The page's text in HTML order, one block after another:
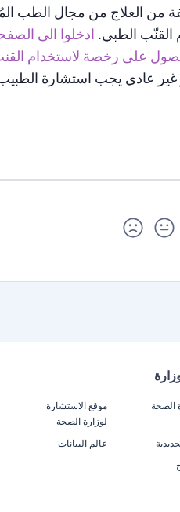
من العلاج من مجال الطب
القنّب الطبي. ادخلوا الى
على رخصة لاستخدام
عادي يجب استشارة
الصحة
موقع الاستشارة
لوزارة الصحة
عالم البيانات